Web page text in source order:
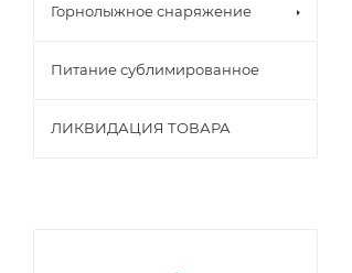
Горнолыжное снаряжение
Питание сублимированное
ЛИКВИДАЦИЯ ТОВАРА